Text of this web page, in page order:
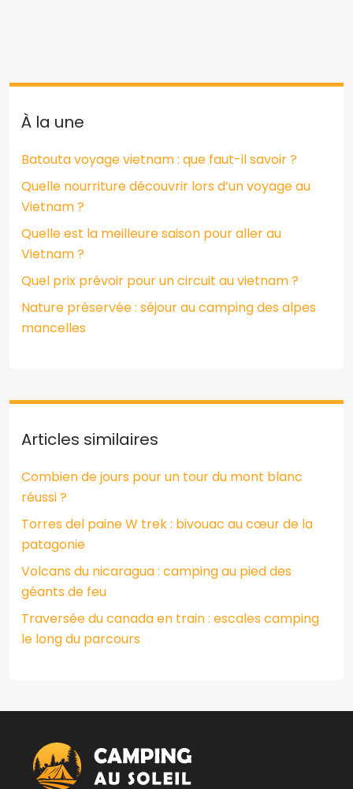
À la une
Batouta voyage vietnam : que faut-il savoir ?
Quelle nourriture découvrir lors d’un voyage au
Vietnam ?
Quelle est la meilleure saison pour aller au
Vietnam ?
Quel prix prévoir pour un circuit au vietnam ?
Nature préservée : séjour au camping des alpes
mancelles
Articles similaires
Combien de jours pour un tour du mont blanc
réussi ?
Torres del paine W trek : bivouac au cœur de la
patagonie
Volcans du nicaragua : camping au pied des
géants de feu
Traversée du canada en train : escales camping
le long du parcours